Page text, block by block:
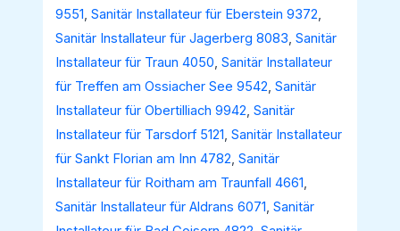
9551,Sanitär Installateur für Eberstein 9372,
Sanitär Installateur für Jagerberg 8083,Sanitär
Installateur für Traun 4050,Sanitär Installateur
für Treffen am Ossiacher See 9542,Sanitär
Installateur für Obertilliach 9942,Sanitär
Installateur für Tarsdorf 5121,Sanitär Installateur
für Sankt Florian am Inn 4782,Sanitär
Installateur für Roitham am Traunfall 4661,
Sanitär Installateur für Aldrans 6071,Sanitär